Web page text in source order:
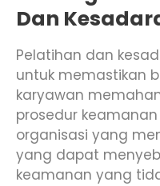
Dan
Pelatihan dan
untuk memastikan
karyawan
prosedur
organisasi yang
yang dapat
keamanan yang